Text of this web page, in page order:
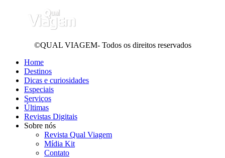
©QUAL VIAGEM- Todos os direitos reservados
Home
Destinos
Dicas e curiosidades
Especiais
Serviços
Últimas
Revistas Digitais
Sobre nós
Revista Qual Viagem
Mídia Kit
Contato